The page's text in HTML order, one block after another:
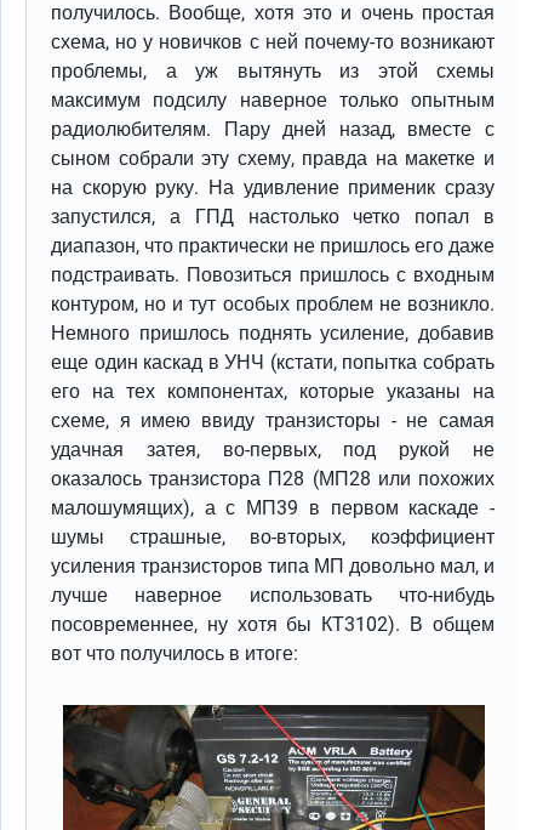
получилось. Вообще, хотя это и очень простая
схема, но у новичков с ней почему-то возникают
проблемы, а уж вытянуть из этой схемы
максимум подсилу наверное только опытным
радиолюбителям. Пару дней назад, вместе с
сыном собрали эту схему, правда на макетке и
на скорую руку. На удивление применик сразу
запустился, а ГПД настолько четко попал в
диапазон, что практически не пришлось его даже
подстраивать. Повозиться пришлось с входным
контуром, но и тут особых проблем не возникло.
Немного пришлось поднять усиление, добавив
еще один каскад в УНЧ (кстати, попытка собрать
его на тех компонентах, которые указаны на
схеме, я имею ввиду транзисторы - не самая
удачная затея, во-первых, под рукой не
оказалось транзистора П28 (МП28 или похожих
малошумящих), а с МП39 в первом каскаде -
шумы страшные, во-вторых, коэффициент
усиления транзисторов типа МП довольно мал, и
лучше наверное использовать что-нибудь
посовременнее, ну хотя бы КТ3102). В общем
вот что получилось в итоге: